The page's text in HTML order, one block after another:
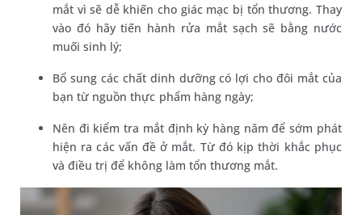
mắt vì sẽ dễ khiến cho giác mạc bị tổn thương. Thay
vào đó hãy tiến hành rửa mắt sạch sẽ bằng nước
muối sinh lý;
Bổ sung các chất dinh dưỡng có lợi cho đôi mắt của
bạn từ nguồn thực phẩm hàng ngày;
Nên đi kiểm tra mắt định kỳ hàng năm để sớm phát
hiện ra các vấn đề ở mắt. Từ đó kịp thời khắc phục
và điều trị để không làm tổn thương mắt.